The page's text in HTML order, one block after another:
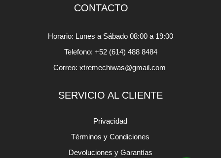
CONTACTO
Horario: Lunes a Sábado 08:00 a 19:00
Telefono: +52 (614) 488 8484
Correo: xtremechiwas@gmail.com
SERVICIO AL CLIENTE
Privacidad
Términos y Condiciones
Devoluciones y Garantías